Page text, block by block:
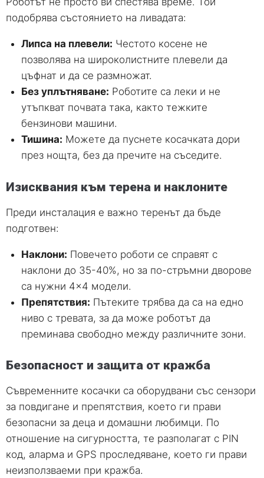
подобрява състоянието на ливадата:
Липса на плевели: Честото косене не
позволява на широколистните плевели да
цъфнат и да се размножат.
Без уплътняване: Роботите са леки и не
утъпкват почвата така, както тежките
бензинови машини.
Тишина: Можете да пуснете косачката дори
през нощта, без да пречите на съседите.
Изисквания към терена и наклоните
Преди инсталация е важно теренът да бъде
подготвен:
Наклони: Повечето роботи се справят с
наклони до 35-40%, но за по-стръмни дворове
са нужни 4×4 модели.
Препятствия: Пътеките трябва да са на едно
ниво с тревата, за да може роботът да
преминава свободно между различните зони.
Безопасност и защита от кражба
Съвременните косачки са оборудвани със сензори
за повдигане и препятствия, което ги прави
безопасни за деца и домашни любимци. По
отношение на сигурността, те разполагат с PIN
код, аларма и GPS проследяване, което ги прави
неизползваеми при кражба.